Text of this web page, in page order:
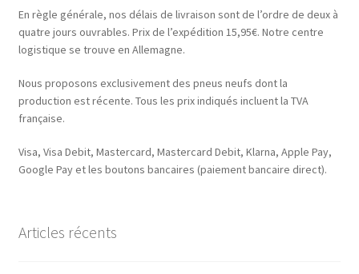
En règle générale, nos délais de livraison sont de l’ordre de deux à
quatre jours ouvrables. Prix de l’expédition 15,95€. Notre centre
logistique se trouve en Allemagne.
Nous proposons exclusivement des pneus neufs dont la
production est récente. Tous les prix indiqués incluent la TVA
française.
Visa, Visa Debit, Mastercard, Mastercard Debit, Klarna, Apple Pay,
Google Pay et les boutons bancaires (paiement bancaire direct).
Articles récents